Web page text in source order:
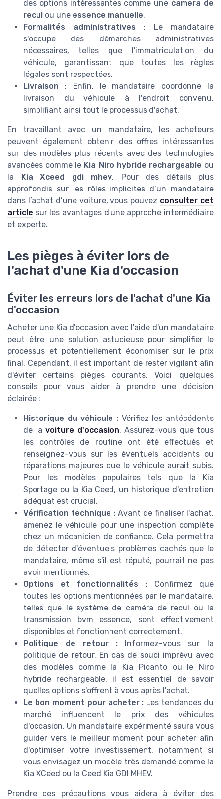
des options intéressantes comme une camera de
recul ou une essence manuelle.
Formalités administratives : Le mandataire
s'occupe des démarches administratives
nécessaires, telles que l'immatriculation du
véhicule, garantissant que toutes les règles
légales sont respectées.
Livraison : Enfin, le mandataire coordonne la
livraison du véhicule à l'endroit convenu,
simplifiant ainsi tout le processus d'achat.
En travaillant avec un mandataire, les acheteurs
peuvent également obtenir des offres intéressantes
sur des modèles plus récents avec des technologies
avancées comme le Kia Niro hybride rechargeable ou
la
Kia Xceed gdi mhev. Pour des détails plus
approfondis sur les rôles implicites d’un mandataire
dans l’achat d’une voiture, vous pouvez consulter cet
article sur les avantages d'une approche intermédiaire
et experte.
Les pièges à éviter lors de
l'achat d'une Kia d'occasion
Éviter les erreurs lors de l'achat d'une Kia
d'occasion
Acheter une Kia d'occasion avec l'aide d'un mandataire
peut être une solution astucieuse pour simplifier le
processus et potentiellement économiser sur le prix
final. Cependant, il est important de rester vigilant afin
d'éviter certains pièges courants. Voici quelques
conseils pour vous aider à prendre une décision
éclairée :
Historique du véhicule : Vérifiez les antécédents
de la voiture d'occasion. Assurez-vous que tous
les contrôles de routine ont été effectués et
renseignez-vous sur les éventuels accidents ou
réparations majeures que le véhicule aurait subis.
Pour les modèles populaires tels que la Kia
Sportage ou la Kia Ceed, un historique d'entretien
adéquat est crucial.
Vérification technique : Avant de finaliser l'achat,
amenez le véhicule pour une inspection complète
chez un mécanicien de confiance. Cela permettra
de détecter d'éventuels problèmes cachés que le
mandataire, même s'il est réputé, pourrait ne pas
avoir mentionnés.
Options et fonctionnalités : Confirmez que
toutes les options mentionnées par le mandataire,
telles que le système de caméra de recul ou la
transmission bvm essence, sont effectivement
disponibles et fonctionnent correctement.
Politique de retour :Informez-vous sur la
politique de retour. En cas de souci imprévu avec
des modèles comme la Kia Picanto ou le Niro
hybride rechargeable, il est essentiel de savoir
quelles options s'offrent à vous après l'achat.
Le bon moment pour acheter : Les tendances du
marché influencent le prix des véhicules
d'occasion. Un mandataire expérimenté saura vous
guider vers le meilleur moment pour acheter afin
d'optimiser votre investissement, notamment si
vous envisagez un modèle très demandé comme la
Kia XCeed ou la Ceed Kia GDI MHEV.
Prendre ces précautions vous aidera à éviter des